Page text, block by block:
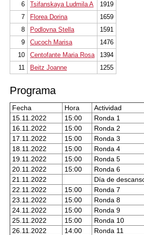
6
Tsifanskaya Ludmila A
1919
7
Florea Dorina
1659
8
Podlovna Stella
1591
9
Cucoch Marisa
1476
10
Centofante Maria Rosa
1394
11
Beitz Joanne 1255
Programa
Fecha Hora
Actividad
15.11.2022
15:00
Ronda 1
16.11.2022
15:00
Ronda 2
17.11.2022
15:00
Ronda 3
18.11.2022
15:00
Ronda 4
19.11.2022
15:00
Ronda 5
20.11.2022
15:00
Ronda 6
21.11.2022
Día de
22.11.2022
15:00
Ronda 7
23.11.2022
15:00
Ronda 8
24.11.2022
15:00
Ronda 9
25.11.2022
15:00
Ronda 10
26.11.2022
14:00 Ronda 11